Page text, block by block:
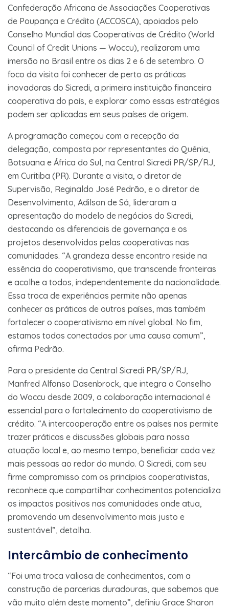
Confederação Africana de Associações Cooperativas
de Poupança e Crédito (ACCOSCA), apoiados pelo
Conselho Mundial das Cooperativas de Crédito (World
Council of Credit Unions — Woccu), realizaram uma
imersão no Brasil entre os dias 2 e 6 de setembro. O
foco da visita foi conhecer de perto as práticas
inovadoras do Sicredi, a primeira instituição financeira
cooperativa do país, e explorar como essas estratégias
podem ser aplicadas em seus países de origem.
A programação começou com a recepção da
delegação, composta por representantes do Quênia,
Botsuana e África do Sul, na Central Sicredi PR/SP/RJ,
em Curitiba (PR). Durante a visita, o diretor de
Supervisão, Reginaldo José Pedrão, e o diretor de
Desenvolvimento, Adilson de Sá, lideraram a
apresentação do modelo de negócios do Sicredi,
destacando os diferenciais de governança e os
projetos desenvolvidos pelas cooperativas nas
comunidades. “A grandeza desse encontro reside na
essência do cooperativismo, que transcende fronteiras
e acolhe a todos, independentemente da nacionalidade.
Essa troca de experiências permite não apenas
conhecer as práticas de outros países, mas também
fortalecer o cooperativismo em nível global. No fim,
estamos todos conectados por uma causa comum”,
afirma Pedrão.
Para o presidente da Central Sicredi PR/SP/RJ,
Manfred Alfonso Dasenbrock, que integra o Conselho
do Woccu desde 2009, a colaboração internacional é
essencial para o fortalecimento do cooperativismo de
crédito. “A intercooperação entre os países nos permite
trazer práticas e discussões globais para nossa
atuação local e, ao mesmo tempo, beneficiar cada vez
mais pessoas ao redor do mundo. O Sicredi, com seu
firme compromisso com os princípios cooperativistas,
reconhece que compartilhar conhecimentos potencializa
os impactos positivos nas comunidades onde atua,
promovendo um desenvolvimento mais justo e
sustentável”, detalha.
Intercâmbio de conhecimento
“Foi uma troca valiosa de conhecimentos, com a
construção de parcerias duradouras, que sabemos que
vão muito além deste momento”, definiu Grace Sharon